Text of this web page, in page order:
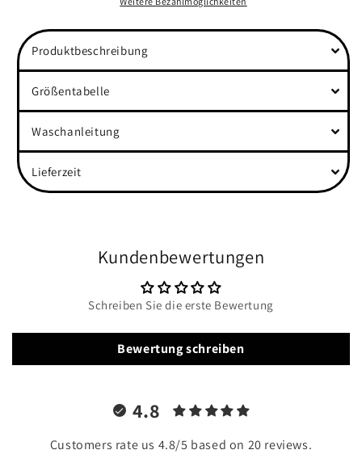
Produktbeschreibung
Größentabelle
Waschanleitung
Lieferzeit
Kundenbewertungen
Schreiben Sie die erste Bewertung
Bewertung schreiben
4.8
Customers rate us 4.8/5 based on 20 reviews.